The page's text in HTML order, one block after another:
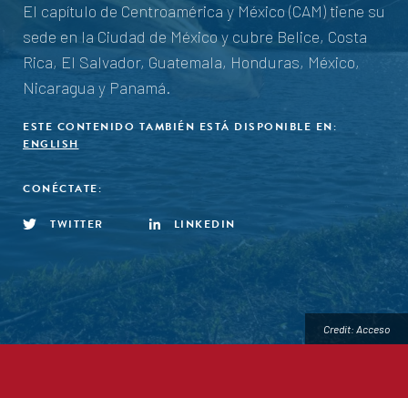
Credit: Acceso
El capítulo de Centroamérica y México (CAM) tiene su
sede en la Ciudad de México y cubre Belice, Costa
Rica, El Salvador, Guatemala, Honduras, México,
Nicaragua y Panamá.
ESTE CONTENIDO TAMBIÉN ESTÁ DISPONIBLE EN:
ENGLISH
CONÉCTATE:
TWITTER LINKEDIN